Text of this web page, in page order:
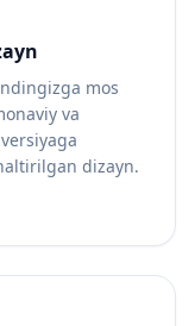
mos
va
dizayn.